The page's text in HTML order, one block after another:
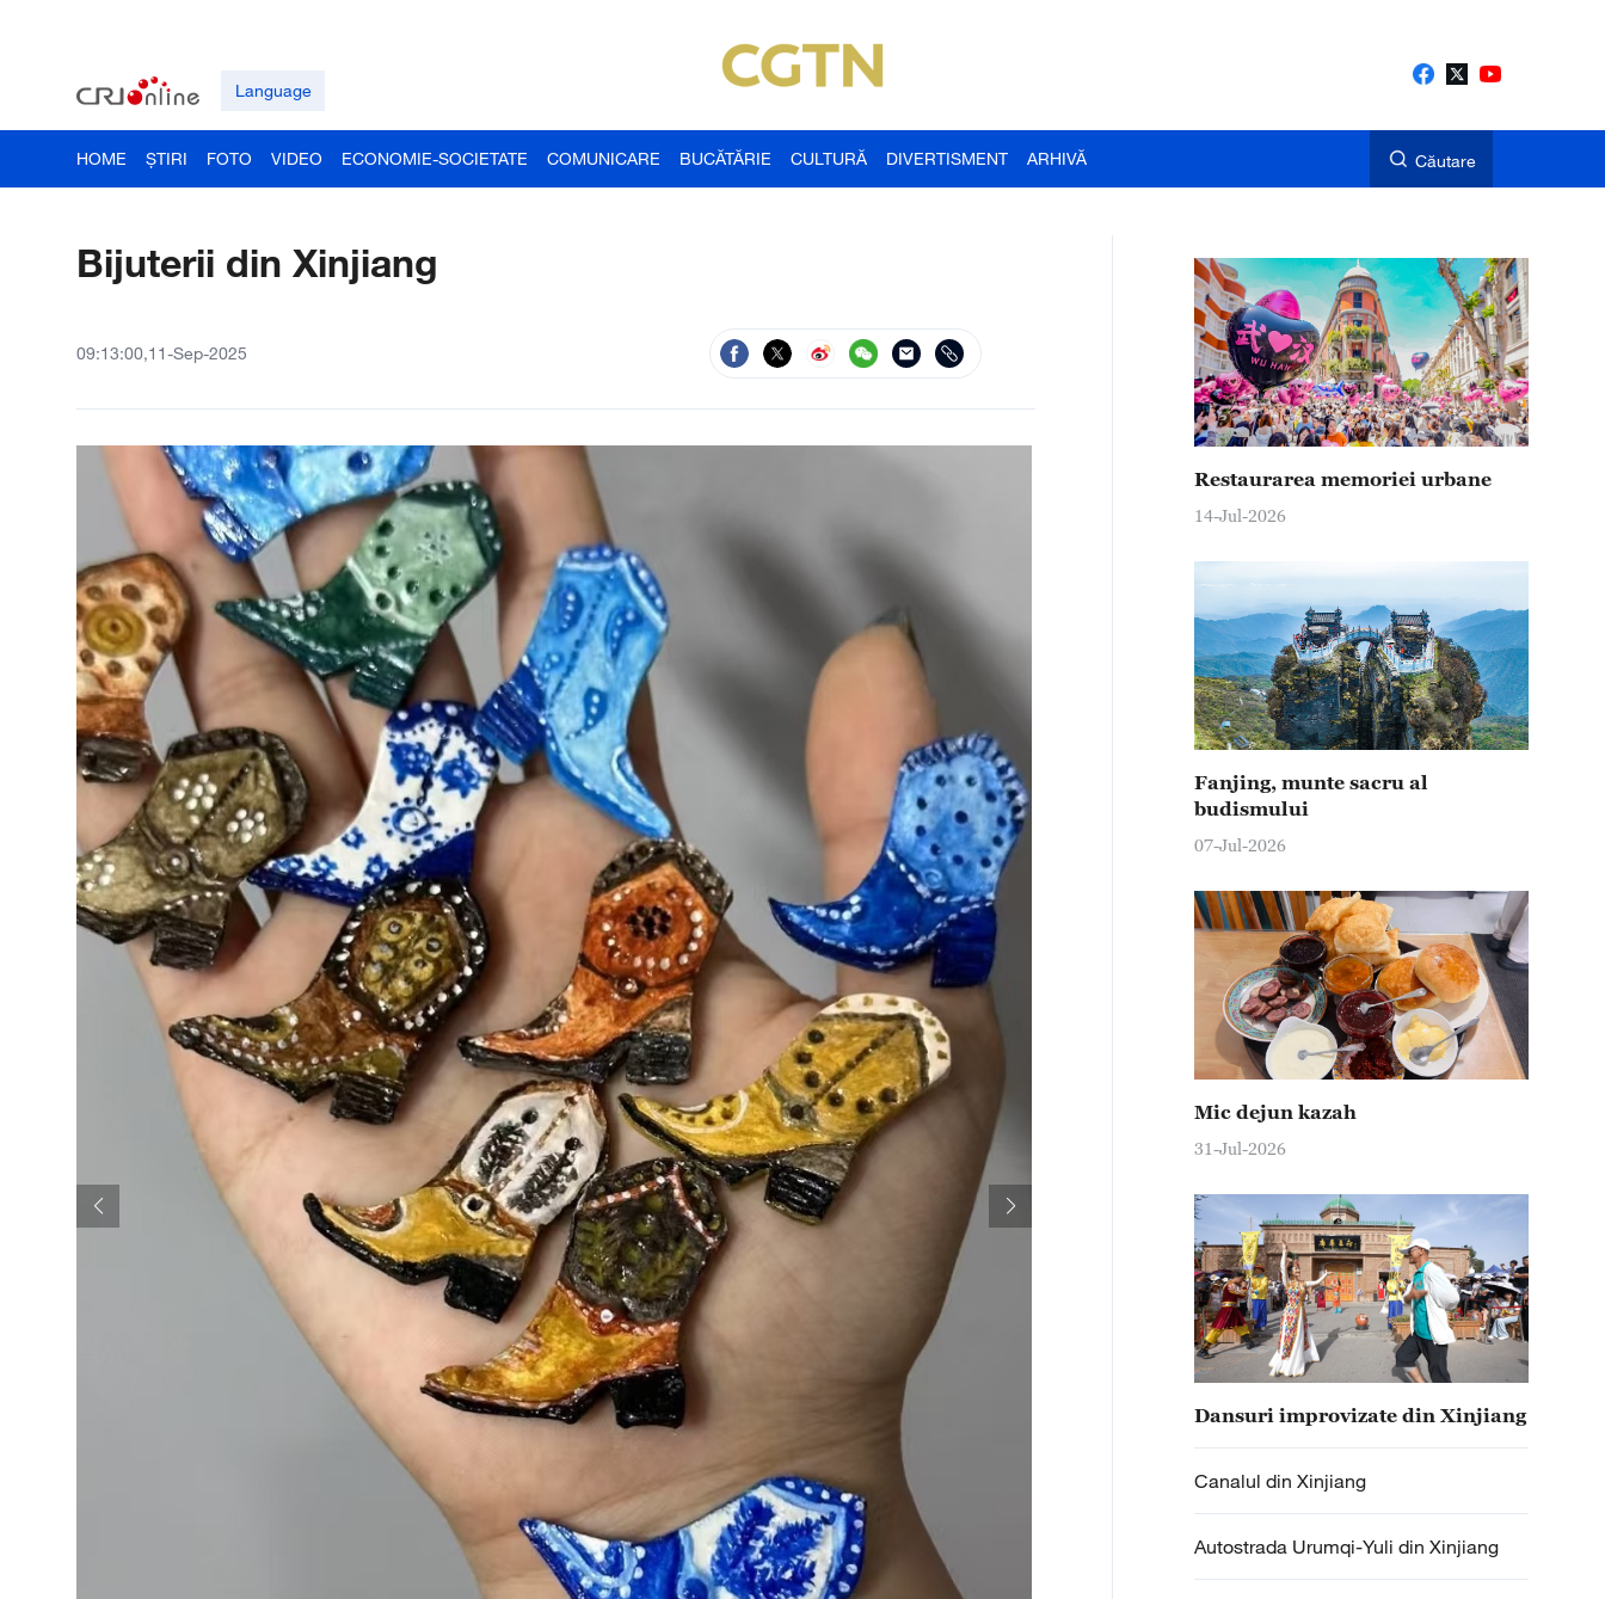
Language
HOME ȘTIRI FOTO VIDEO ECONOMIE-SOCIETATE COMUNICARE BUCĂTĂRIE CULTURĂ DIVERTISMENT ARHIVĂ Căutare
Bijuterii din Xinjiang
09:13:00,11-Sep-2025
Restaurarea memoriei urbane
14-Jul-2026
Fanjing, munte sacru al
budismului
07-Jul-2026
Mic dejun kazah
31-Jul-2026
Dansuri improvizate din Xinjiang
Canalul din Xinjiang
Autostrada Urumqi-Yuli din Xinjiang